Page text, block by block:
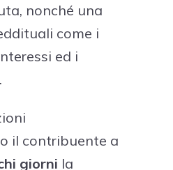
nonché una
come i
ed i
il contribuente a
giorni la